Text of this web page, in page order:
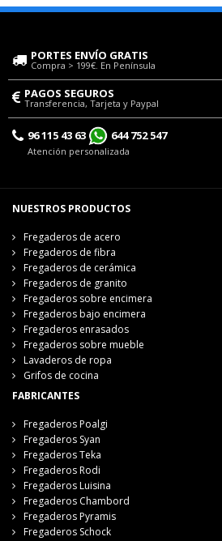
PORTES ENVÍO GRATIS
Compra > 199€. En Península
PAGOS SEGUROS
Transferencia, Tarjeta y Paypal
96 115 43 63 644 752 547
Atención personalizada
NUESTROS PRODUCTOS
Fregaderos de acero
Fregaderos de fibra
Fregaderos de cerámica
Fregaderos de granito
Fregaderos sobre encimera
Fregaderos bajo encimera
Fregaderos enrasados
Fregaderos sobre mueble
Lavaderos de ropa
Grifos de cocina
FABRICANTES
Fregaderos Poalgi
Fregaderos Syan
Fregaderos Teka
Fregaderos Rodi
Fregaderos Luisina
Fregaderos Chambord
Fregaderos Pyramis
Fregaderos Schock